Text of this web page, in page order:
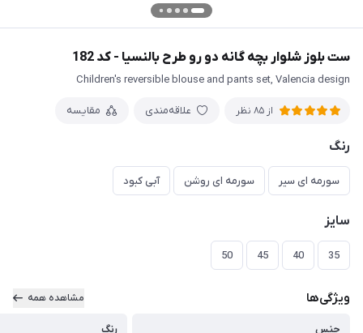
ست بلوز شلوار بچه گانه دو رو طرح بالنسیا - کد 182
Children's reversible blouse and pants set, Valencia design
از 85 نظر علاقه‌مندی مقایسه
رنگ
سورمه ای سیر سورمه ای روشن آبی کبود
سایز
35
40
45
50
ویژگی‌ها مشاهده همه
جنس
رنگ